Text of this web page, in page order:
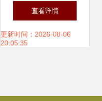
扬奋进力量——生
物食品与环境学院
查看详情
更新时间：2026-08-06
20:05:35